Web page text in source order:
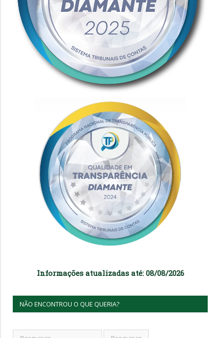
Informações atualizadas até: 08/08/2026
NÃO ENCONTROU O QUE QUERIA?